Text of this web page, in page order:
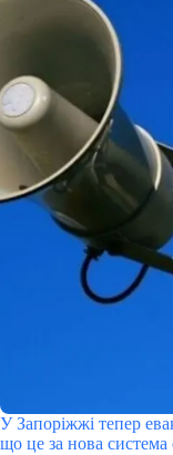
У Запоріжжі тепер
що це за нова